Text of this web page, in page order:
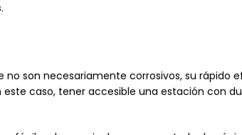
son necesariamente corrosivos, su rápido
este caso, tener accesible una estación con